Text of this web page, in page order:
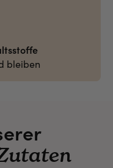
bleiben